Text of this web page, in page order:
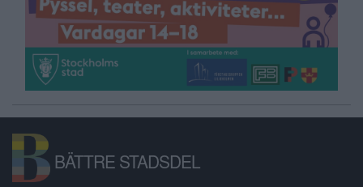
BÄTTRE STADSDEL